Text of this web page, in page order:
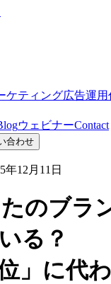
ケティング広告運用
ウェビナーContact
合わせ
年12月11日
のブラ
る？
位」に代